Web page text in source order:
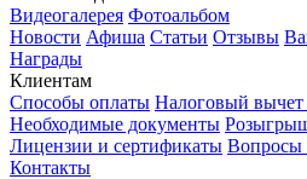
Видеогалерея Фотоальбом
Новости Афиша Статьи Отзывы
Награды
Клиентам
Способы оплаты Налоговый вычет
Необходимые документы
Лицензии и сертификаты Вопросы
Контакты